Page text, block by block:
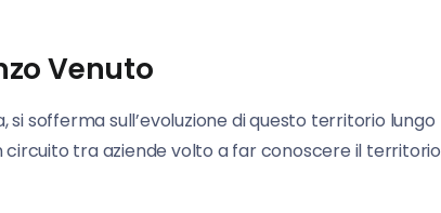
Venuto
si sofferma sull’evoluzione di questo territorio lungo
tra aziende volto a far conoscere il territorio